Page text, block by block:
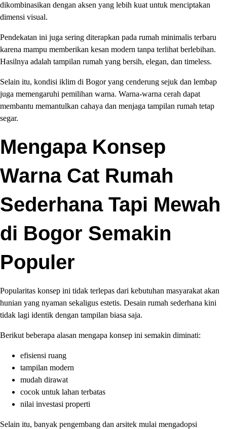
dikombinasikan dengan aksen yang lebih kuat untuk menciptakan
dimensi visual.
Pendekatan ini juga sering diterapkan pada rumah minimalis terbaru
karena mampu memberikan kesan modern tanpa terlihat berlebihan.
Hasilnya adalah tampilan rumah yang bersih, elegan, dan timeless.
Selain itu, kondisi iklim di Bogor yang cenderung sejuk dan lembap
juga memengaruhi pemilihan warna. Warna-warna cerah dapat
membantu memantulkan cahaya dan menjaga tampilan rumah tetap
segar.
Mengapa Konsep
Warna Cat Rumah
Sederhana Tapi Mewah
di Bogor Semakin
Populer
Popularitas konsep ini tidak terlepas dari kebutuhan masyarakat akan
hunian yang nyaman sekaligus estetis. Desain rumah sederhana kini
tidak lagi identik dengan tampilan biasa saja.
Berikut beberapa alasan mengapa konsep ini semakin diminati:
efisiensi ruang
tampilan modern
mudah dirawat
cocok untuk lahan terbatas
nilai investasi properti
Selain itu, banyak pengembang dan arsitek mulai mengadopsi